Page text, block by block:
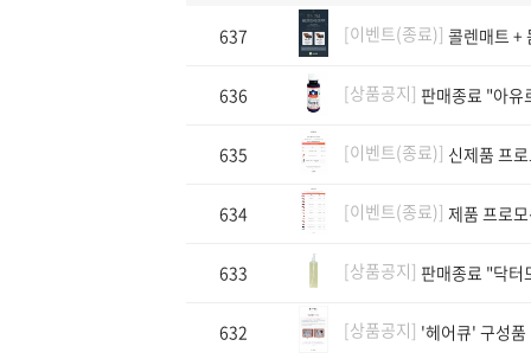
637 [이벤트(종료)] 콜렌매트 +
636 [상품공지] 판매종료 "아유
635 [이벤트(종료)] 신제품 프
634 [이벤트(종료)] 제품 프로
633 [상품공지] 판매종료 "닥터
632 [상품공지] '헤어큐' 구성품